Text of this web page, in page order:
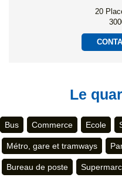
20
Le
Bus Commerce Ecole
Métro, gare et tramways
Bureau de poste